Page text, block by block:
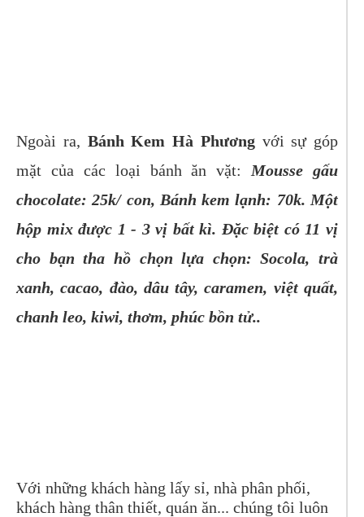
Ngoài ra, Bánh Kem Hà Phương với sự góp
mặt của các loại bánh ăn vặt: Mousse gấu
chocolate: 25k/ con, Bánh kem lạnh: 70k. Một
hộp mix được 1 - 3 vị bất kì. Đặc biệt có 11 vị
cho bạn tha hồ chọn lựa chọn: Socola, trà
xanh, cacao, đào, dâu tây, caramen, việt quất,
chanh leo, kiwi, thơm, phúc bồn tử..
Với những khách hàng lấy sỉ, nhà phân phối,
khách hàng thân thiết, quán ăn... chúng tôi luôn